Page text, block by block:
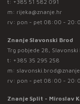
t: +385 51 582 091
m: rijeka@znanje.hr
rv: pon - pet 08:00 -
Znanje Slavonski Brod
Trg pobjede 28, Slavonski
t: +385 35 295 258
m:
rv: pon - pet 08:00 -
Znanje Split - Miroslav